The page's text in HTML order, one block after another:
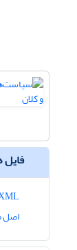
فایل
اصل